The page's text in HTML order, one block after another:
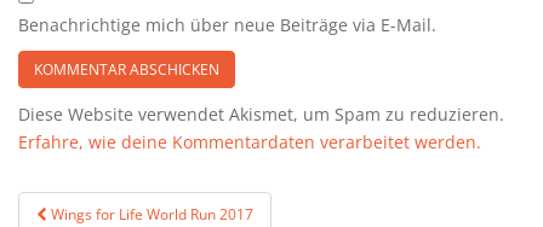
Benachrichtige mich über neue Beiträge via E-Mail.
Diese Website verwendet Akismet, um Spam zu reduzieren.
Erfahre, wie deine Kommentardaten verarbeitet werden.
Beitragsnavigation
Wings for Life World Run 2017